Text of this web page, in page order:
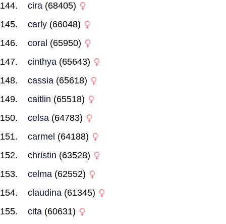
cira (68405)
carly (66048)
coral (65950)
cinthya (65643)
cassia (65618)
caitlin (65518)
celsa (64783)
carmel (64188)
christin (63528)
celma (62552)
claudina (61345)
cita (60631)